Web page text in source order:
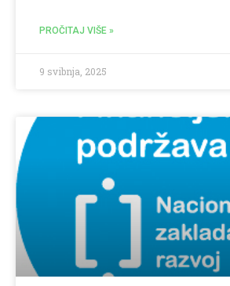
PROČITAJ VIŠE »
9 svibnja, 2025